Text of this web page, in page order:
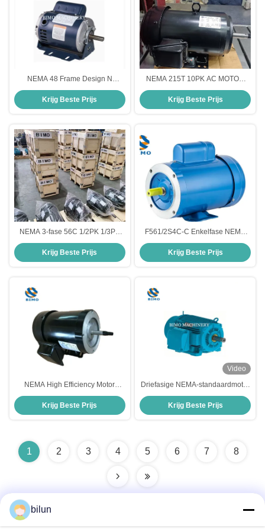
NEMA 48 Frame Design N
Dripproof Single-Phased AC
Motor 1/2HP Resilient Base Motor
Krijg Beste Prijs
NEMA 215T 10PK AC MOTOR
1PK 2PK 3PK 5PK Driefasige AC
Inductiemotor
Krijg Beste Prijs
NEMA 3-fase 56C 1/2PK 1/3PK
3/4PK 1PK 3600RPM 2-polig 208-
230/460V 60HZ AC-motor
Asynchrone motor voor industrieel
Krijg Beste Prijs
F561/2S4C-C Enkelfase NEMA
Standaard Motor 1/2PK 4P NEMA
56C Motor Voor Buiten
Krijg Beste Prijs
NEMA High Efficiency Motor
Gegote staal behuizing 5HP
wisselstroommotor met SKF lager
Krijg Beste Prijs
Video
Driefasige NEMA-standaardmotor
145 frame gewalste staal-
boerderijmotor
Krijg Beste Prijs
1 2 3 4 5 6 7 8
bilun